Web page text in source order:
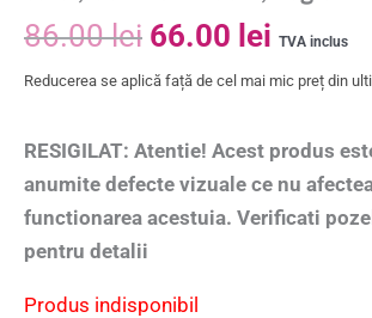
86.00lei 66.00 lei TVA inclus
Reducerea se aplică față de cel mai mic preț din
RESIGILAT: Atentie! Acest produs
anumite defecte vizuale ce nu
functionarea acestuia. Verificati
pentru detalii
Produs indisponibil